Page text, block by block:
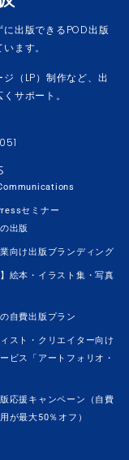
出版できるPOD出版
ます。
（LP）制作など、出
サポート。
セミナー
出版
向け出版ブランディング
】絵本・イラスト集・写真
自費出版プラン
スト・クリエイター向け
ビス「アートフォリオ・
応援キャンペーン（自費
が最大50％オフ）